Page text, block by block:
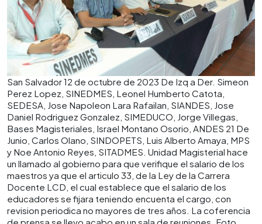
San Salvador 12 de octubre de 2023 De Izq a Der. Simeon
Perez Lopez, SINEDMES, Leonel Humberto Catota,
SEDESA, Jose Napoleon Lara Rafailan, SIANDES, Jose
Daniel Rodriguez Gonzalez, SIMEDUCO, Jorge Villegas,
Bases Magisteriales, Israel Montano Osorio, ANDES 21 De
Junio, Carlos Olano, SINDOPETS, Luis Alberto Amaya, MPS
y Noe Antonio Reyes, SITADMES. Unidad Magisterial hace
un llamado al gobierno para que verifique el salario de los
maestros ya que el articulo 33, de la Ley de la Carrera
Docente LCD, el cual establece que el salario de los
educadores se fijara teniendo encuenta el cargo, con
revision periodica no mayores de tres años. La coferencia